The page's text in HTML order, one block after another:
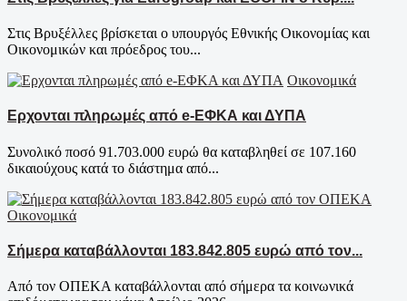
Στις Βρυξέλλες βρίσκεται ο υπουργός Εθνικής Οικονομίας και
Οικονομικών και πρόεδρος του...
Οικονομικά
Ερχονται πληρωμές από e-ΕΦΚΑ και ΔΥΠΑ
Συνολικό ποσό 91.703.000 ευρώ θα καταβληθεί σε 107.160
δικαιούχους κατά το διάστημα από...
Οικονομικά
Σήμερα καταβάλλονται 183.842.805 ευρώ από τον...
Από τον ΟΠΕΚΑ καταβάλλονται από σήμερα τα κοινωνικά